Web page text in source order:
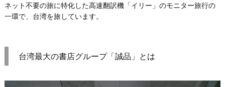
ネット不要の旅に特化した高速翻訳機「イリー」のモニター旅行の
一環で、台湾を旅しています。
台湾最大の書店グループ「誠品」とは